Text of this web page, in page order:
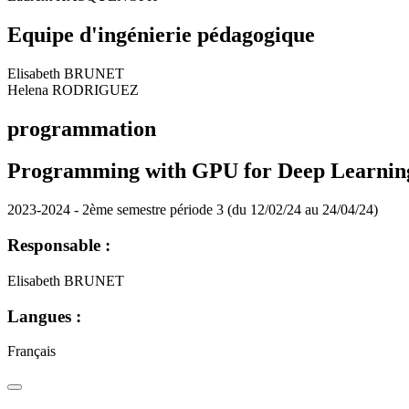
Equipe d'ingénierie pédagogique
Elisabeth BRUNET
Helena RODRIGUEZ
programmation
Programming with GPU for Deep
2023-2024 - 2ème semestre période 3 (du 12/02/24 au 24/04/24)
Responsable :
Elisabeth BRUNET
Langues :
Français